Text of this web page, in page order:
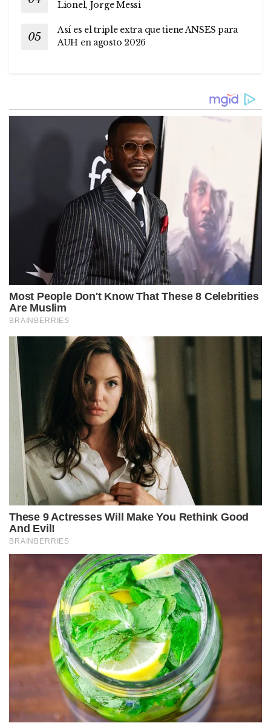
Lionel, Jorge Messi
Así es el triple extra que tiene ANSES para
AUH en agosto 2026